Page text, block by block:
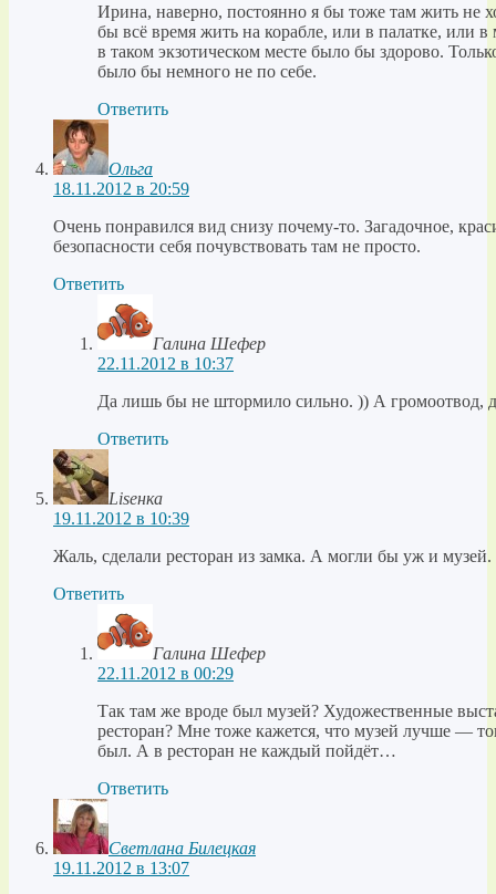
Ирина, наверно, постоянно я бы тоже там жить не
бы всё время жить на корабле, или в палатке, или
в таком экзотическом месте было бы здорово.
было бы немного не по себе.
Ответить
Ольга
18.11.2012 в 20:59
Очень понравился вид снизу почему-то. Загадочное,
безопасности себя почувствовать там не просто.
Ответить
Галина Шефер
22.11.2012 в 10:37
Да лишь бы не штормило сильно. )) А громоотвод,
Ответить
Liseнка
19.11.2012 в 10:39
Жаль, сделали ресторан из замка. А могли бы уж и музей.
Ответить
Галина Шефер
22.11.2012 в 00:29
Так там же вроде был музей? Художественные
ресторан? Мне тоже кажется, что музей лучше —
был. А в ресторан не каждый пойдёт…
Ответить
Светлана Билецкая
19.11.2012 в 13:07